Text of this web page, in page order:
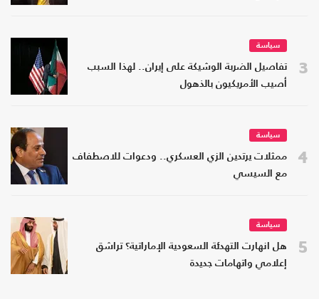
3
سياسة
تفاصيل الضربة الوشيكة على إيران.. لهذا السبب
أصيب الأمريكيون بالذهول
4
سياسة
ممثلات يرتدين الزي العسكري.. ودعوات للاصطفاف
مع السيسي
5
سياسة
هل انهارت التهدئة السعودية الإماراتية؟ تراشق
إعلامي واتهامات جديدة